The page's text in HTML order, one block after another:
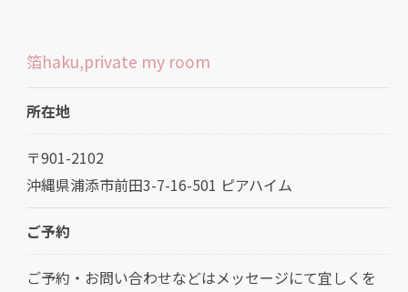
箔haku,private my room
所在地
〒901-2102
沖縄県浦添市前田3-7-16-501 ピアハイム
ご予約
ご予約・お問い合わせなどはメッセージにて宜しくを